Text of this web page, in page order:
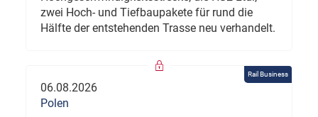
zwei Hoch- und Tiefbaupakete für rund die
Hälfte der entstehenden Trasse neu verhandelt.
Rail Business
06.08.2026
Polen